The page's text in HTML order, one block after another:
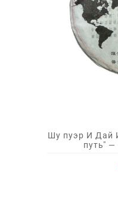
Шу пуэр И Дай
путь" —